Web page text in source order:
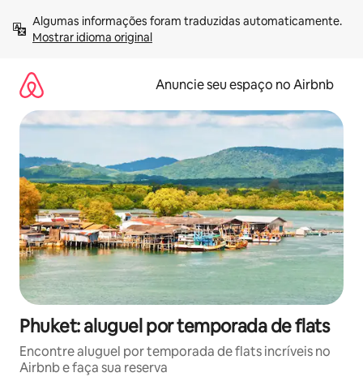
para
Mostrar idioma original
Anuncie seu espaço no Airbnb
Phuket: aluguel por temporada de flats
Encontre aluguel por temporada de flats incríveis no
Airbnb e faça sua reserva